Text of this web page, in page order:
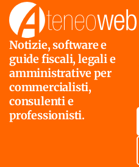
Notizie, software e
guide fiscali, legali e
amministrative per
commercialisti,
consulenti e
professionisti.